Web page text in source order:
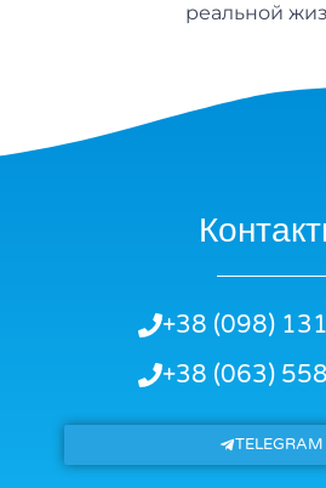
реальной
+38 (098)
+38 (063)
TELEGRAM